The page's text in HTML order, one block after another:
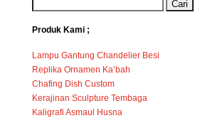
Produk Kami ;
Lampu Gantung Chandelier Besi
Replika Ornamen Ka’bah
Chafing Dish Custom
Kerajinan Sculpture Tembaga
Kaligrafi Asmaul Husna